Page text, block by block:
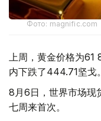
Фото: magnific.com
上周，黄金价格为61
内下跌了444.71坚戈。
8月6日，世界市场现
七周来首次。